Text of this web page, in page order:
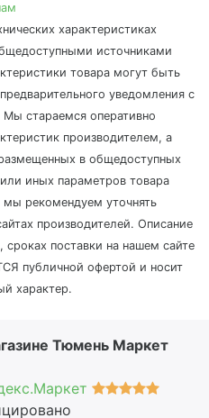
характеристиках
источниками
товара могут быть
уведомления с
стараемся оперативно
производителем, а
в общедоступных
иных параметров товара
рекомендуем уточнять
производителей. Описание
поставки на нашем сайте
публичной офертой и носит
характер.
Тюмень Маркет